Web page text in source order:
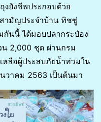
งยังชีพประกอบด้วย
ามัญประจำบ้าน ทิชชู่
นนี้ ได้มอบปลากระป๋อง
2,000 ชุด ผ่านกรม
หลือผู้ประสบภัยน้ำท่วมใน
วาคม 2563 เป็นต้นมา